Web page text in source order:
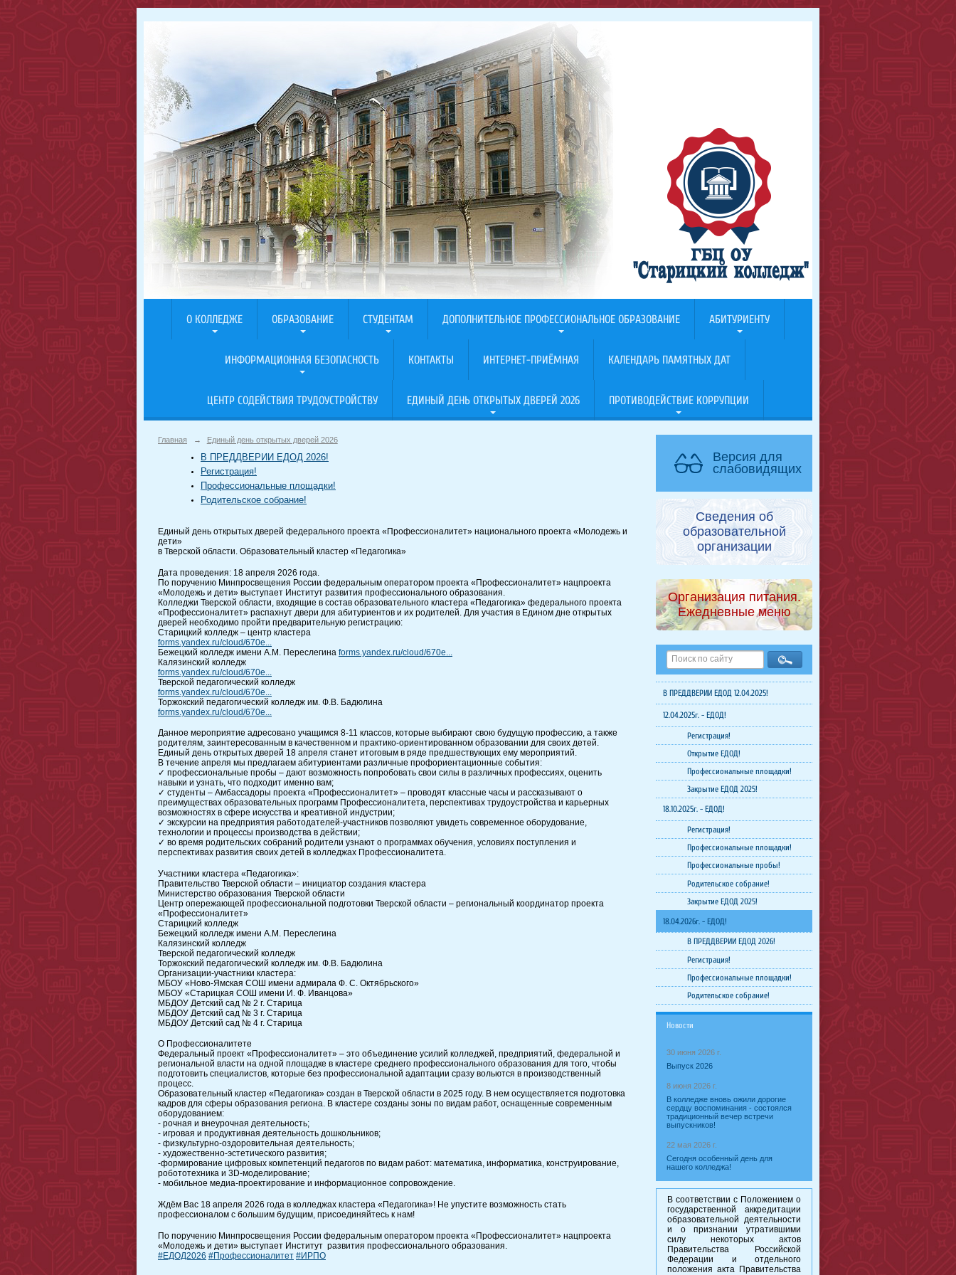
О КОЛЛЕДЖЕ ОБРАЗОВАНИЕ СТУДЕНТАМ ДОПОЛНИТЕЛЬНОЕ ПРОФЕССИОНАЛЬНОЕ ОБРАЗОВАНИЕ АБИТУРИЕНТУ
ИНФОРМАЦИОННАЯ БЕЗОПАСНОСТЬ КОНТАКТЫ ИНТЕРНЕТ-ПРИЁМНАЯ КАЛЕНДАРЬ ПАМЯТНЫХ ДАТ
ЦЕНТР СОДЕЙСТВИЯ ТРУДОУСТРОЙСТВУ ЕДИНЫЙ ДЕНЬ ОТКРЫТЫХ ДВЕРЕЙ 2026 ПРОТИВОДЕЙСТВИЕ КОРРУПЦИИ
Главная → Единый день открытых дверей 2026
В ПРЕДДВЕРИИ ЕДОД 2026!
Регистрация!
Профессиональные площадки!
Родительское собрание!
Единый день открытых дверей федерального проекта «Профессионалитет» национального проекта «Молодежь и
дети»
в Тверской области. Образовательный кластер «Педагогика»
Дата проведения: 18 апреля 2026 года.
По поручению Минпросвещения России федеральным оператором проекта «Профессионалитет» нацпроекта
«Молодежь и дети» выступает Институт развития профессионального образования.
Колледжи Тверской области, входящие в состав образовательного кластера «Педагогика» федерального проекта
«Профессионалитет» распахнут двери для абитуриентов и их родителей. Для участия в Едином дне открытых
дверей необходимо пройти предварительную регистрацию:
Старицкий колледж – центр кластера
forms.yandex.ru/cloud/670e...
Бежецкий колледж имени А.М. Переслегина forms.yandex.ru/cloud/670e...
Калязинский колледж
forms.yandex.ru/cloud/670e...
Тверской педагогический колледж
forms.yandex.ru/cloud/670e...
Торжокский педагогический колледж им. Ф.В. Бадюлина
forms.yandex.ru/cloud/670e...
Данное мероприятие адресовано учащимся 8-11 классов, которые выбирают свою будущую профессию, а также
родителям, заинтересованным в качественном и практико-ориентированном образовании для своих детей.
Единый день открытых дверей 18 апреля станет итоговым в ряде предшествующих ему мероприятий.
В течение апреля мы предлагаем абитуриентами различные профориентационные события:
✓ профессиональные пробы – дают возможность попробовать свои силы в различных профессиях, оценить
навыки и узнать, что подходит именно вам;
✓ студенты – Амбассадоры проекта «Профессионалитет» – проводят классные часы и рассказывают о
преимуществах образовательных программ Профессионалитета, перспективах трудоустройства и карьерных
возможностях в сфере искусства и креативной индустрии;
✓ экскурсии на предприятия работодателей-участников позволяют увидеть современное оборудование,
технологии и процессы производства в действии;
✓ во время родительских собраний родители узнают о программах обучения, условиях поступления и
перспективах развития своих детей в колледжах Профессионалитета.
Участники кластера «Педагогика»:
Правительство Тверской области – инициатор создания кластера
Министерство образования Тверской области
Центр опережающей профессиональной подготовки Тверской области – региональный координатор проекта
«Профессионалитет»
Старицкий колледж
Бежецкий колледж имени А.М. Переслегина
Калязинский колледж
Тверской педагогический колледж
Торжокский педагогический колледж им. Ф.В. Бадюлина
Организации-участники кластера:
МБОУ «Ново-Ямская СОШ имени адмирала Ф. С. Октябрьского»
МБОУ «Старицкая СОШ имени И. Ф. Иванцова»
МБДОУ Детский сад № 2 г. Старица
МБДОУ Детский сад № 3 г. Старица
МБДОУ Детский сад № 4 г. Старица
️О Профессионалитете
Федеральный проект «Профессионалитет» – это объединение усилий колледжей, предприятий, федеральной и
региональной власти на одной площадке в кластере среднего профессионального образования для того, чтобы
подготовить специалистов, которые без профессиональной адаптации сразу вольются в производственный
процесс.
Образовательный кластер «Педагогика» создан в Тверской области в 2025 году. В нем осуществляется подготовка
кадров для сферы образования региона. В кластере созданы зоны по видам работ, оснащенные современным
оборудованием:
- рочная и внеурочная деятельность;
- игровая и продуктивная деятельность дошкольников;
- физкультурно-оздоровительная деятельность;
- художественно-эстетического развития;
-формирование цифровых компетенций педагогов по видам работ: математика, информатика, конструирование,
робототехника и 3D-моделирование;
- мобильное медиа-проектирование и информационное сопровождение.
Ждём Вас 18 апреля 2026 года в колледжах кластера «Педагогика»! Не упустите возможность стать
профессионалом с большим будущим, присоединяйтесь к нам!
По поручению Минпросвещения России федеральным оператором проекта «Профессионалитет» нацпроекта
«Молодежь и дети» выступает Институт развития профессионального образования.
#ЕДОД2026 #Профессионалитет #ИРПО
Версия для
слабовидящих
Сведения об
образовательной
организации
Организация питания.
Ежедневные меню
В ПРЕДДВЕРИИ ЕДОД 12.04.2025!
12.04.2025г. - ЕДОД!
Регистрация!
Открытие ЕДОД!
Профессиональные площадки!
Закрытие ЕДОД 2025!
18.10.2025г. - ЕДОД!
Регистрация!
Профессиональные площадки!
Профессиональные пробы!
Родительское собрание!
Закрытие ЕДОД 2025!
18.04.2026г. - ЕДОД!
В ПРЕДДВЕРИИ ЕДОД 2026!
Регистрация!
Профессиональные площадки!
Родительское собрание!
Новости
30 июня 2026 г.
Выпуск 2026
8 июня 2026 г.
В колледже вновь ожили дорогие
сердцу воспоминания - состоялся
традиционный вечер встречи
выпускников!
22 мая 2026 г.
Сегодня особенный день для
нашего колледжа!
В соответствии с Положением о
государственной аккредитации
образовательной деятельности
и о признании утратившими
силу некоторых актов
Правительства Российской
Федерации и отдельного
положения акта Правительства